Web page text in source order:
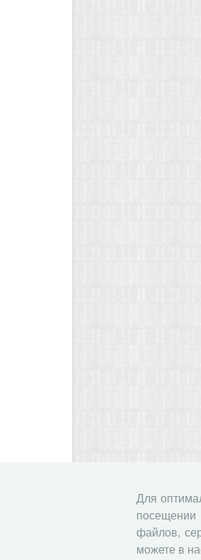
Для
посещении
файлов,
можете в